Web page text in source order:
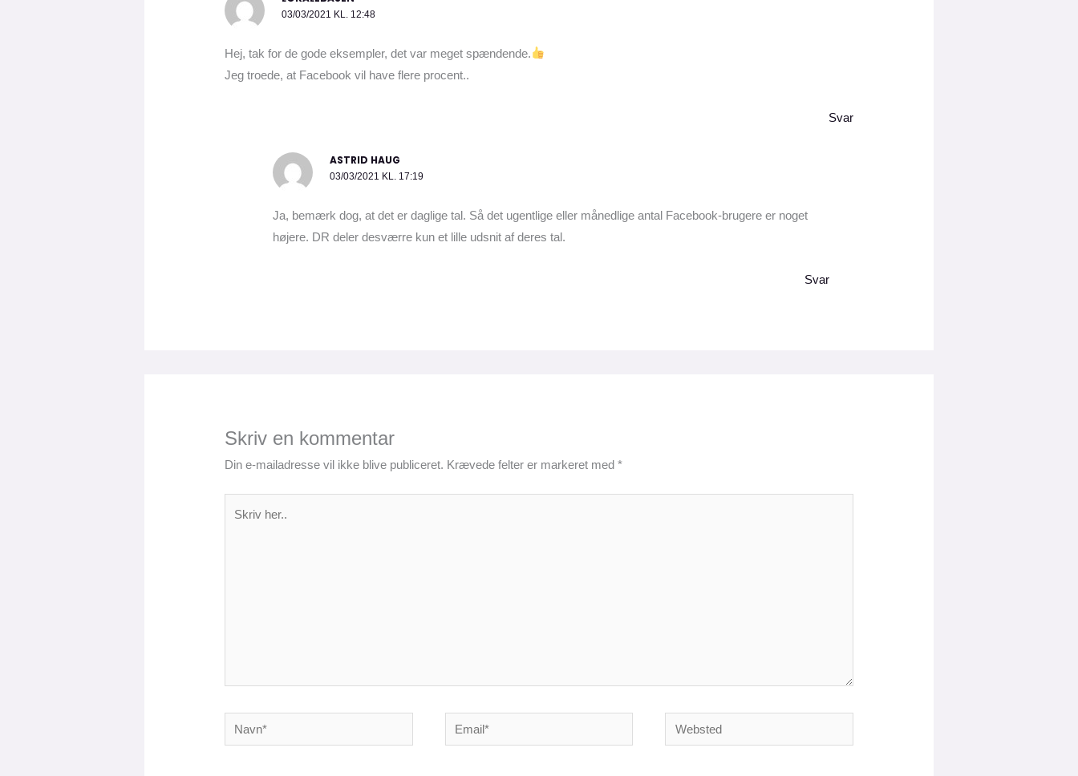
03/03/2021 KL. 12:48
Hej, tak for de gode eksempler, det var meget spændende.
Jeg troede, at Facebook vil have flere procent..
Svar
ASTRID HAUG
03/03/2021 KL. 17:19
Ja, bemærk dog, at det er daglige tal. Så det ugentlige eller månedlige antal Facebook-brugere er noget
højere. DR deler desværre kun et lille udsnit af deres tal.
Svar
Skriv en kommentar
Din e-mailadresse vil ikke blive publiceret. Krævede felter er markeret med*
Navn* Email* Websted